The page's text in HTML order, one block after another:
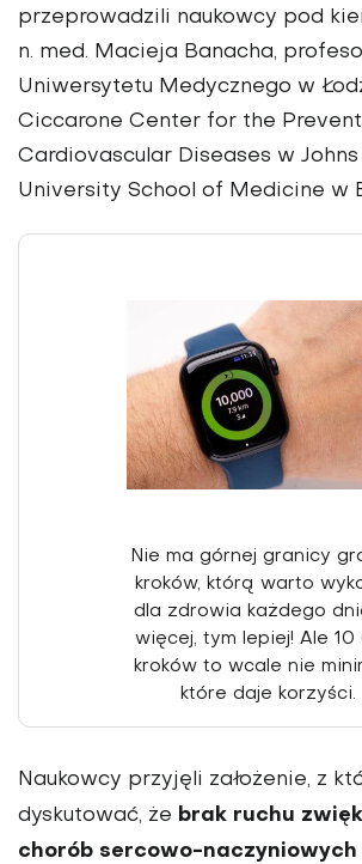
przeprowadzili naukowcy pod
n. med. Macieja Banacha,
Uniwersytetu Medycznego w
Ciccarone Center for the
Cardiovascular Diseases w
University School of Medicine w
Nie ma górnej granicy
kroków, którą warto
dla zdrowia każdego
więcej, tym lepiej! Ale
kroków to wcale nie
które daje korzyści.
Naukowcy przyjęli założenie, z
dyskutować, że brak ruchu
chorób sercowo-naczyniowych